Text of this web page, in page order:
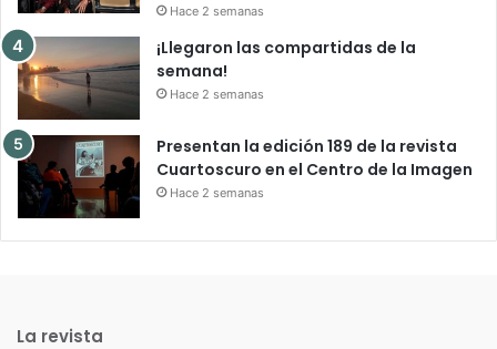
Hace 2 semanas
¡Llegaron las compartidas de la
semana!
Hace 2 semanas
Presentan la edición 189 de la revista
Cuartoscuro en el Centro de la Imagen
Hace 2 semanas
La revista